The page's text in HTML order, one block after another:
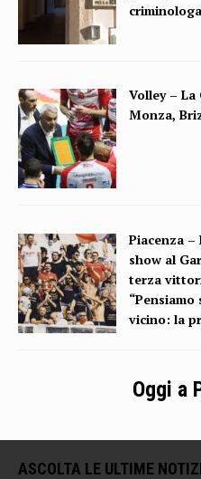
Volley – La
Monza,
Piacenza –
show al
terza
vicino: la
Oggi a
ASCOLTA LE ULTIME